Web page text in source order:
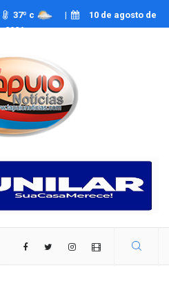
37º c |
10 de agosto de
2026